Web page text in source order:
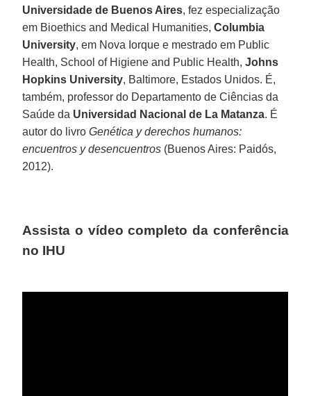
Universidade de Buenos Aires, fez especialização
em Bioethics and Medical Humanities,Columbia
University, em Nova Iorque e mestrado em Public
Health, School of Higiene and Public Health,Johns
Hopkins University, Baltimore, Estados Unidos. É,
também, professor do Departamento de Ciências da
Saúde da Universidad Nacional de La Matanza. É
autor do livroGenética y derechos humanos:
encuentros y desencuentros (Buenos Aires: Paidós,
2012).
Assista o vídeo completo da conferência
no IHU